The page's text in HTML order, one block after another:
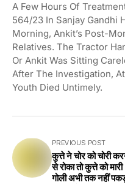
A Few Hours Of
564/23 In Sanjay Gandhi
Morning, Ankit’s Post-
Relatives. The Tractor
Or Ankit Was Sitting
After The Investigation,
Youth Died Untimely.
PREVIOUS POST
कुत्ते ने चोर को चोरी
से रोका तो कुत्ते को मारी
गोली अभी तक नहीं